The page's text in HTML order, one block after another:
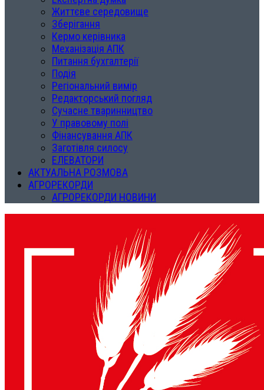
Життєве середовище
Зберігання
Кермо керівника
Механізація АПК
Питання бухгалтерії
Подія
Регіональний вимір
Редакторський погляд
Сучасне тваринництво
У правовому полі
Фінансування АПК
Заготівля силосу
ЕЛЕВАТОРИ
АКТУАЛЬНА РОЗМОВА
АГРОРЕКОРДИ
АГРОРЕКОРДИ НОВИНИ